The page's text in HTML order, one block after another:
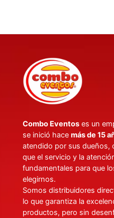
Combo Eventos es un
se inició hace más de 15
atendido por sus dueños,
que el servicio y la
fundamentales para que
elegirnos.
Somos distribuidores
lo que garantiza la
productos, pero sin